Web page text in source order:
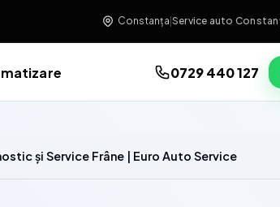
Constanța Service auto
0729 440 127
și Service Frâne | Euro Auto Service